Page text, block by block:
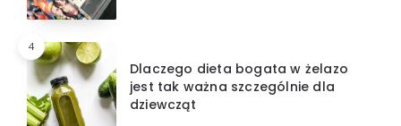
4
Dlaczego dieta bogata w żelazo
jest tak ważna szczególnie dla
dziewcząt